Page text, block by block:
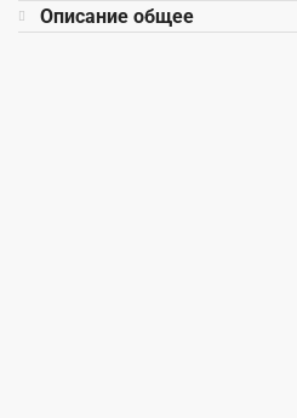
Описание общее